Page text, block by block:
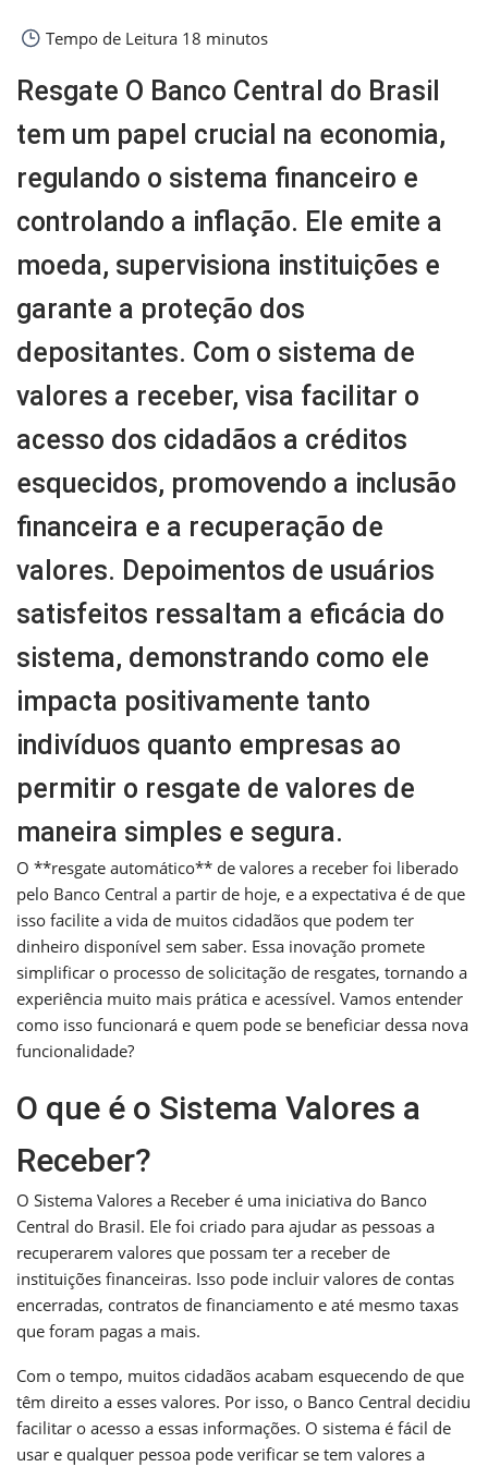
Tempo de Leitura 18 minutos
Resgate O Banco Central do Brasil
tem um papel crucial na economia,
regulando o sistema financeiro e
controlando a inflação. Ele emite a
moeda, supervisiona instituições e
garante a proteção dos
depositantes. Com o sistema de
valores a receber, visa facilitar o
acesso dos cidadãos a créditos
esquecidos, promovendo a inclusão
financeira e a recuperação de
valores. Depoimentos de usuários
satisfeitos ressaltam a eficácia do
sistema, demonstrando como ele
impacta positivamente tanto
indivíduos quanto empresas ao
permitir o resgate de valores de
maneira simples e segura.
O **resgate automático** de valores a receber foi liberado
pelo Banco Central a partir de hoje, e a expectativa é de que
isso facilite a vida de muitos cidadãos que podem ter
dinheiro disponível sem saber. Essa inovação promete
simplificar o processo de solicitação de resgates, tornando a
experiência muito mais prática e acessível. Vamos entender
como isso funcionará e quem pode se beneficiar dessa nova
funcionalidade?
O que é o Sistema Valores a
Receber?
O Sistema Valores a Receber é uma iniciativa do Banco
Central do Brasil. Ele foi criado para ajudar as pessoas a
recuperarem valores que possam ter a receber de
instituições financeiras. Isso pode incluir valores de contas
encerradas, contratos de financiamento e até mesmo taxas
que foram pagas a mais.
Com o tempo, muitos cidadãos acabam esquecendo de que
têm direito a esses valores. Por isso, o Banco Central decidiu
facilitar o acesso a essas informações. O sistema é fácil de
usar e qualquer pessoa pode verificar se tem valores a